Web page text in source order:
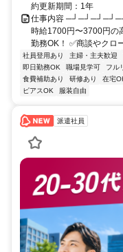
約更新期間：1年
仕事内容
時給1700円〜3700円の
勤務OK！ ✅商談やクロ
社員登用あり 主婦・主夫歓迎
即日勤務OK
職場見学可 フル
食費補助あり
研修あり 在宅
ピアスOK
服装自由
派遣社員